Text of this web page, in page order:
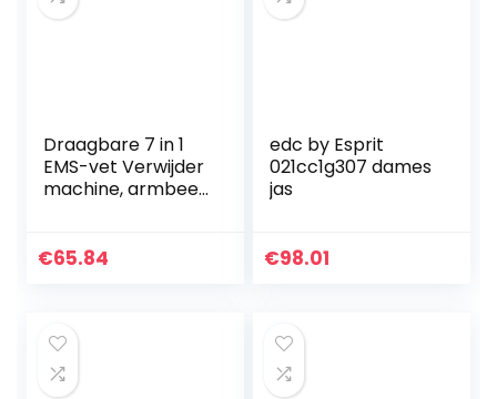
Draagbare 7 in 1
EMS-vet Verwijder
machine, armbeen
gewichtsverlies
€65.84
edc by Esprit
021cc1g307 dames
jas
€98.01